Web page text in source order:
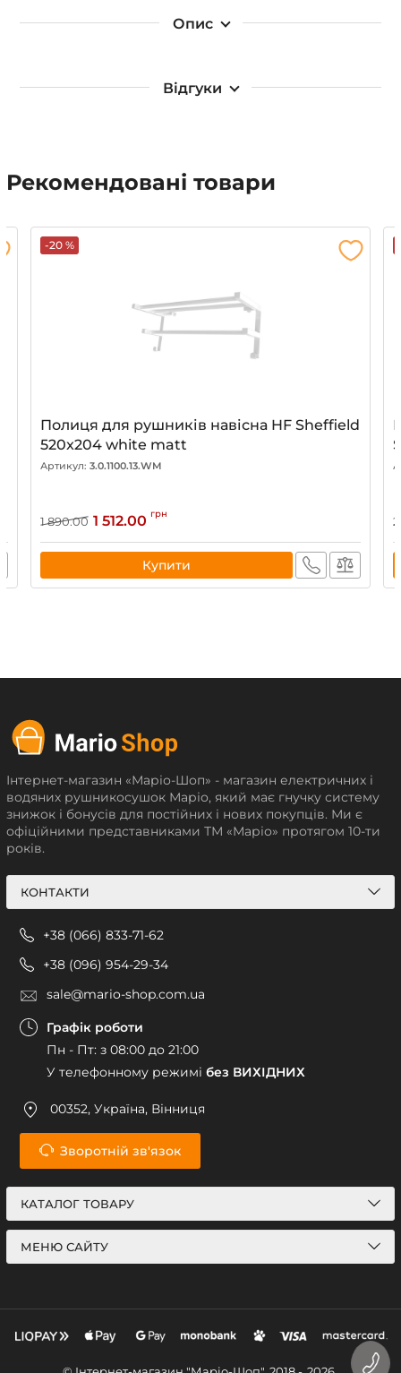
Опис
Відгуки
Рекомендовані товари
-20 %
Полиця для рушників навісна HF Sheffield
520x204 white matt
Артикул: 3.0.1100.13.WM
1 890.00 1 512.00 грн
Купити
Інтернет-магазин «Маріо-Шоп» - магазин електричних і
водяних рушникосушок Маріо, який має гнучку систему
знижок і бонусів для постійних і нових покупців. Ми є
офіційними представниками ТМ «Маріо» протягом 10-ти
років.
КОНТАКТИ
+38 (066) 833-71-62
+38 (096) 954-29-34
sale@mario-shop.com.ua
Графік роботи
Пн - Пт: з 08:00 до 21:00
У телефонному режимі без ВИХІДНИХ
00352, Україна, Вінниця
Зворотній зв'язок
КАТАЛОГ ТОВАРУ
МЕНЮ САЙТУ